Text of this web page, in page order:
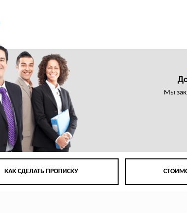
Мы
КАК СДЕЛАТЬ ПРОПИСКУ